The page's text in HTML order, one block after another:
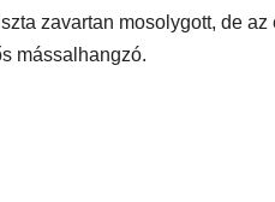
zavartan mosolygott, de
mássalhangzó.